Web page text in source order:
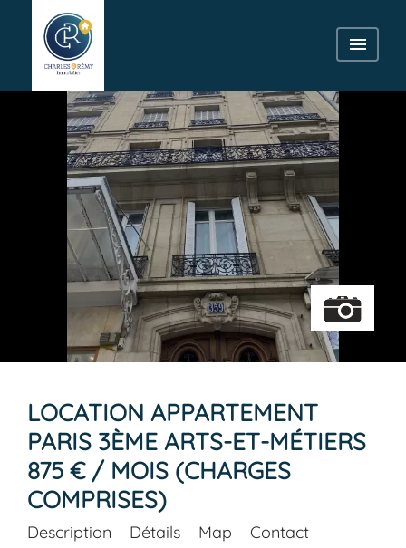
LOCATION APPARTEMENT
PARIS 3ÈME ARTS-ET-MÉTIERS
875 € / MOIS (CHARGES
COMPRISES)
Description Détails Map Contact